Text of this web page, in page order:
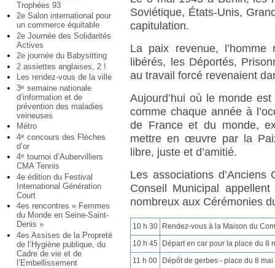
Trophées 93
2e Salon international pour
un commerce équitable
2e Journée des Solidarités
Actives
2e journée du Babysitting
2 assiettes anglaises, 2 !
Les rendez-vous de la ville
3e semaine nationale
d’information et de
prévention des maladies
veineuses
Métro
4e concours des Flèches
d’or
4e tournoi d’Aubervilliers
CMA Tennis
4e édition du Festival
International Génération
Court
4es rencontres « Femmes
du Monde en Seine-Saint-
Denis »
4es Assises de la Propreté
de l’Hygiène publique, du
Cadre de vie et de
l’Embellissement
Soviétique, États-Unis,
capitulation.
La paix revenue,
libérés, les Déportés,
au travail forcé revenaient
Aujourd’hui où le monde
comme chaque année à
de France et du monde,
mettre en œuvre par la
libre, juste et d’amitié.
Les associations
Conseil Municipal
nombreux aux Cérémonies
10 h 30
Rendez-vous à la Maison du
10 h 45
Départ en car pour la place du 8
11 h 00
Dépôt de gerbes - place du 8